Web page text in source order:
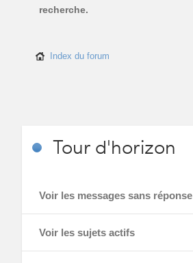
recherche.
Index du forum
Tourd'horizon
Voir les messages sans réponse
Voir les sujets actifs